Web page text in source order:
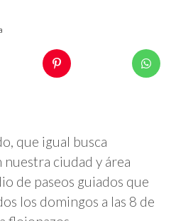
que igual busca
ciudad y área
de paseos guiados que
los domingos a las 8 de